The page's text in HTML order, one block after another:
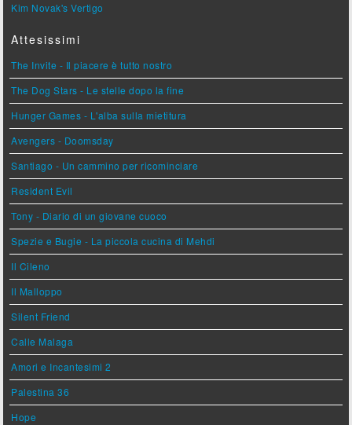
Kim Novak's Vertigo
Attesissimi
The Invite - Il piacere è tutto nostro
The Dog Stars - Le stelle dopo la fine
Hunger Games - L'alba sulla mietitura
Avengers - Doomsday
Santiago - Un cammino per ricominciare
Resident Evil
Tony - Diario di un giovane cuoco
Spezie e Bugie - La piccola cucina di Mehdi
Il Cileno
Il Malloppo
Silent Friend
Calle Malaga
Amori e Incantesimi 2
Palestina 36
Hope